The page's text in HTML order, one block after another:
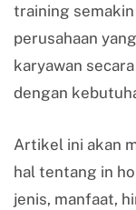
training
perusahaan
karyawan
dengan
Artikel ini akan
hal tentang in
jenis, manfaat,